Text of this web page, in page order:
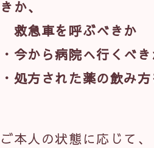
きか、
救急車を呼ぶべきか
・今から病院へ行くべ
・処方された薬の飲み
ご本人の状態に応じて、